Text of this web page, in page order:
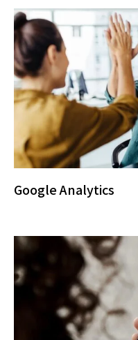
Google Analytics